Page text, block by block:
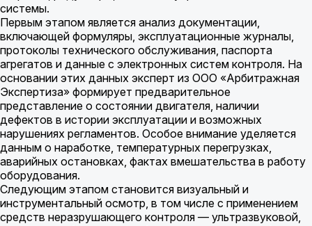
системы.
Первым этапом является анализ документации,
включающей формуляры, эксплуатационные журналы,
протоколы технического обслуживания, паспорта
агрегатов и данные с электронных систем контроля. На
основании этих данных эксперт из ООО «Арбитражная
Экспертиза» формирует предварительное
представление о состоянии двигателя, наличии
дефектов в истории эксплуатации и возможных
нарушениях регламентов. Особое внимание уделяется
данным о наработке, температурных перегрузках,
аварийных остановках, фактах вмешательства в работу
оборудования.
Следующим этапом становится визуальный и
инструментальный осмотр, в том числе с применением
средств неразрушающего контроля — ультразвуковой,